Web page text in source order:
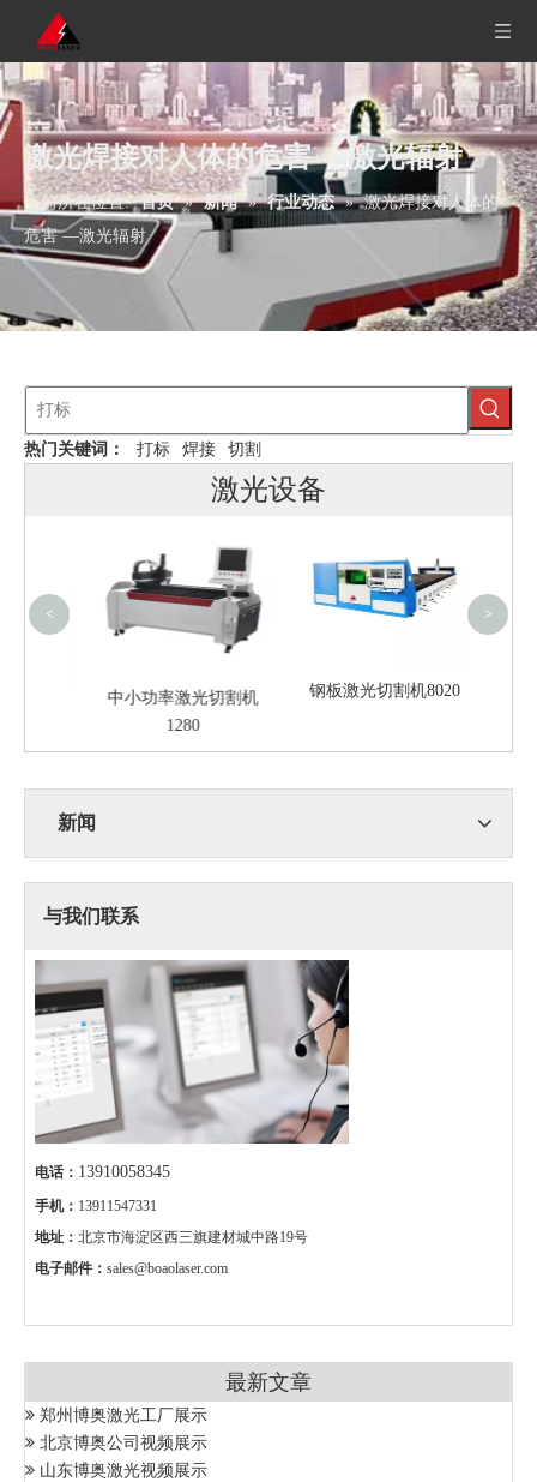
激光焊接对人体的危害 —激光辐射
当前所在位置: 首页 » 新闻 » 行业动态 » 激光焊接对人体的
危害 —激光辐射
热门关键词： 打标 焊接 切割
激光设备
中小功率激光切割机
1280
钢板激光切割机8020
< >
新闻
与我们联系
电话： 13910058345
手机： 13911547331
地址： 北京市海淀区西三旗建材城中路19号
电子邮件： sales@boaolaser.com
最新文章
郑州博奥激光工厂展示
北京博奥公司视频展示
山东博奥激光视频展示